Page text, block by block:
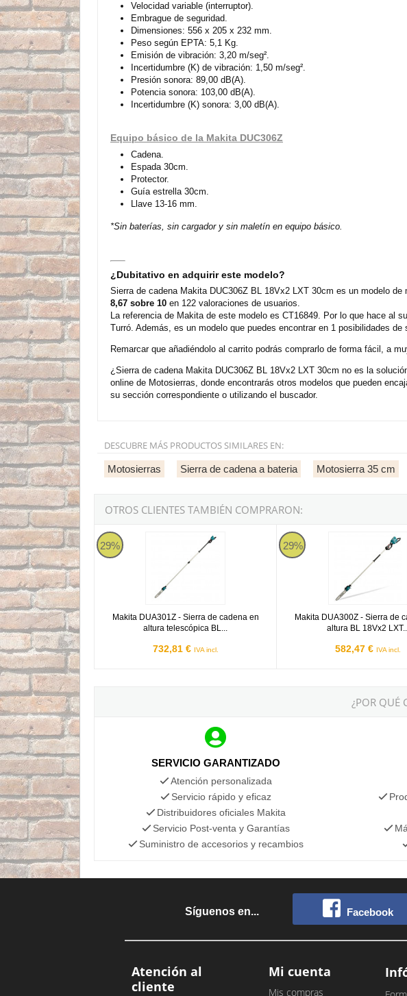
Velocidad variable (interruptor).
Embrague de seguridad.
Dimensiones: 556 x 205 x 232 mm.
Peso según EPTA: 5,1 Kg.
Emisión de vibración: 3,20 m/seg².
Incertidumbre (K) de vibración: 1,50 m/seg².
Presión sonora: 89,00 dB(A).
Potencia sonora: 103,00 dB(A).
Incertidumbre (K) sonora: 3,00 dB(A).
Equipo básico de la Makita DUC306Z
Cadena.
Espada 30cm.
Protector.
Guía estrella 30cm.
Llave 13-16 mm.
*Sin baterías, sin cargador y sin maletín en equipo básico.
¿Dubitativo en adquirir este modelo?
Sierra de cadena Makita DUC306Z BL 18Vx2 LXT 30cm es un modelo
8,67 sobre 10 en 122 valoraciones de usuarios.
La referencia de Makita de este modelo es CT16849. Por lo que hace al
Turró. Además, es un modelo que puedes encontrar en 1 posibilidades de
Remarcar que añadiéndolo al carrito podrás comprarlo de forma fácil, a
¿Sierra de cadena Makita DUC306Z BL 18Vx2 LXT 30cm no es la
online de Motosierras, donde encontrarás otros modelos que pueden
su sección correspondiente o utilizando el buscador.
DESCUBRE MÁS PRODUCTOS SIMILARES EN:
Motosierras Sierra de cadena a bateria Motosierra 35 cm
OTROS CLIENTES TAMBIÉN COMPRARON:
29%
Makita DUA301Z - Sierra de cadena en
altura telescópica BL...
732,81 € IVA incl.
Makita DUA301Z
29%
Makita DUA300Z - Sierra de
altura BL 18Vx2
582,47 € IVA incl.
Makita DUA300Z - Sierra
¿POR QUÉ
SERVICIO GARANTIZADO
Atención personalizada
Servicio rápido y eficaz
Distribuidores oficiales Makita
Servicio Post-venta y Garantías
Suministro de accesorios y recambios
Síguenos en... Facebook
Atención al
cliente
Mi cuenta
Mis compras